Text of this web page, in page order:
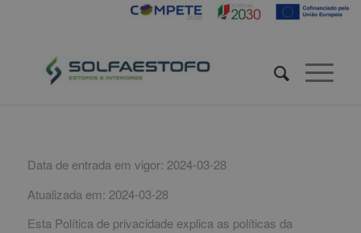
Data de entrada em vigor: 2024-03-28
Atualizada em: 2024-03-28
Esta Política de privacidade explica as políticas da